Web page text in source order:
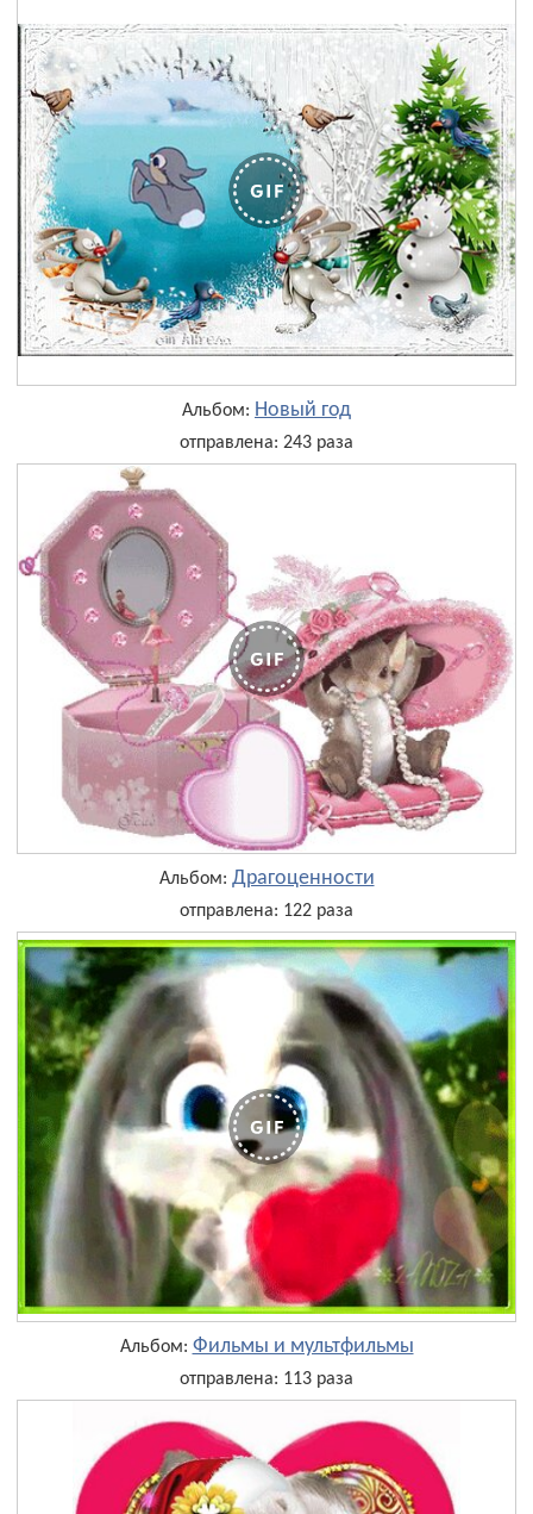
Альбом: Новый год
отправлена: 243 раза
Альбом: Драгоценности
отправлена: 122 раза
Альбом: Фильмы и мультфильмы
отправлена: 113 раза